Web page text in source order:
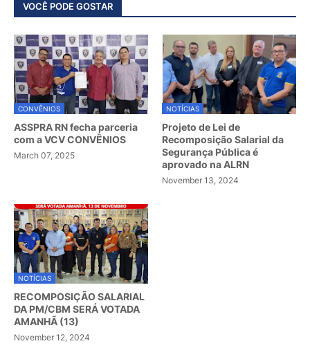
VOCÊ PODE GOSTAR
CONVÊNIOS
ASSPRA RN fecha parceria
com a VCV CONVÊNIOS
March 07, 2025
NOTÍCIAS
Projeto de Lei de
Recomposição Salarial da
Segurança Pública é
aprovado na ALRN
November 13, 2024
NOTÍCIAS
RECOMPOSIÇÃO SALARIAL
DA PM/CBM SERÁ VOTADA
AMANHÃ (13)
November 12, 2024